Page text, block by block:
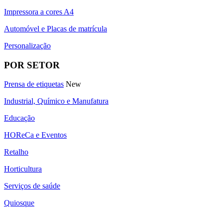
Impressora a cores A4
Automóvel e Placas de matrícula
Personalização
POR SETOR
Prensa de etiquetas New
Industrial, Químico e Manufatura
Educação
HOReCa e Eventos
Retalho
Horticultura
Serviços de saúde
Quiosque